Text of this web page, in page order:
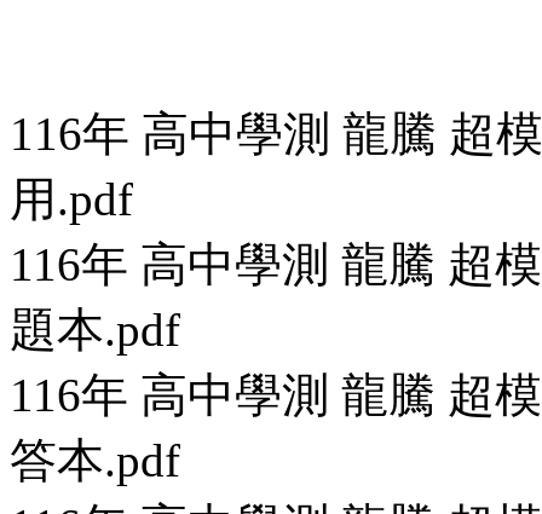
116年 高中學測 龍騰 超
用.pdf
116年 高中學測 龍騰 超
題本.pdf
116年 高中學測 龍騰 超
答本.pdf